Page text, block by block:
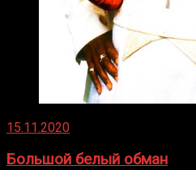
15.11.2020
Большой белый обман